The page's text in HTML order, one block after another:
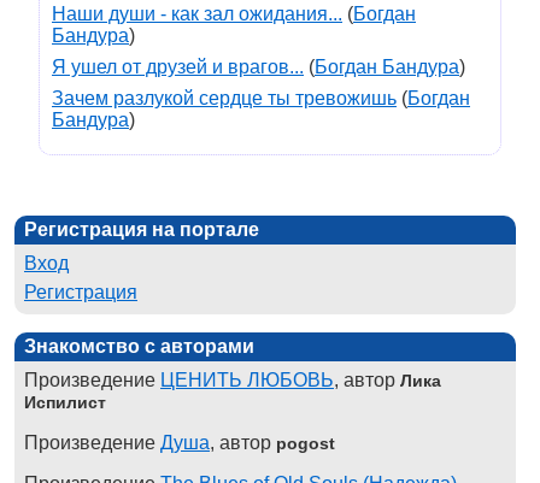
Наши души - как зал ожидания... (Богдан
Бандура)
Я ушел от друзей и врагов... (Богдан Бандура)
Зачем разлукой сердце ты тревожишь (Богдан
Бандура)
Регистрация на портале
Вход
Регистрация
Знакомство с авторами
Произведение ЦЕНИТЬ ЛЮБОВЬ, автор Лика
Испилист
Произведение Душа, автор pogost